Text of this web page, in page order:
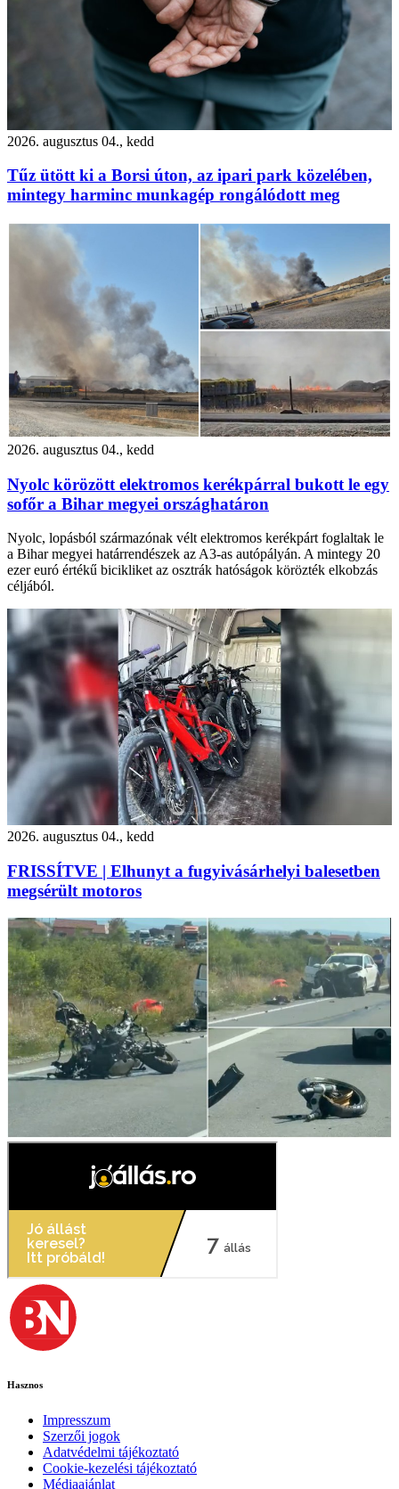
2026. augusztus 04., kedd
Tűz ütött ki a Borsi úton, az ipari park közelében,
mintegy harminc munkagép rongálódott meg
2026. augusztus 04., kedd
Nyolc körözött elektromos kerékpárral bukott le egy
sofőr a Bihar megyei országhatáron
Nyolc, lopásból származónak vélt elektromos kerékpárt foglaltak le
a Bihar megyei határrendészek az A3-as autópályán. A mintegy 20
ezer euró értékű bicikliket az osztrák hatóságok körözték elkobzás
céljából.
2026. augusztus 04., kedd
FRISSÍTVE | Elhunyt a fugyivásárhelyi balesetben
megsérült motoros
Hasznos
Impresszum
Szerzői jogok
Adatvédelmi tájékoztató
Cookie-kezelési tájékoztató
Médiaajánlat